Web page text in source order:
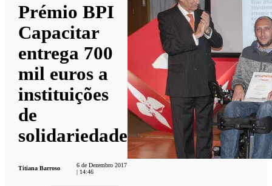
Prémio BPI
Capacitar
entrega 700
mil euros a
instituições
de
solidariedade
Titiana Barroso
6 de Dezembro 2017
| 14:46